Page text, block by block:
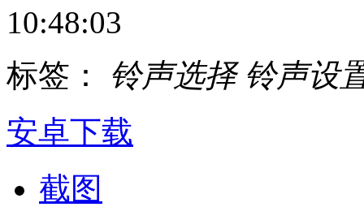
10:48:03
标签： 铃声选择 铃声设
安卓下载
截图